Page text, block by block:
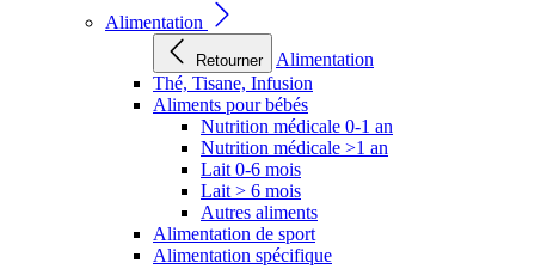
Alimentation
Retourner
Alimentation
Thé, Tisane, Infusion
Aliments pour bébés
Nutrition médicale 0-1 an
Nutrition médicale >1 an
Lait 0-6 mois
Lait > 6 mois
Autres aliments
Alimentation de sport
Alimentation spécifique